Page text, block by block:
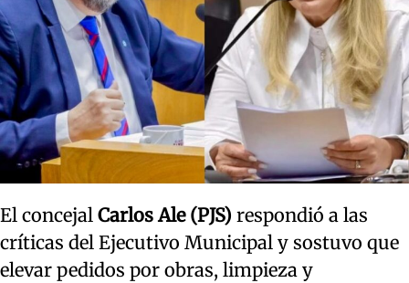
El concejal Carlos Ale (PJS) respondió a las
críticas del Ejecutivo Municipal y sostuvo que
elevar pedidos por obras, limpieza y